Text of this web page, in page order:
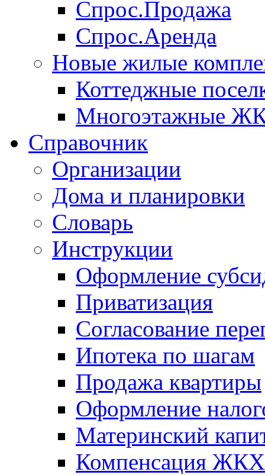
Спрос.Продажа
Спрос.Аренда
Новые жилые
Коттеджные
Многоэтажные
Справочник
Организации
Дома и планировки
Словарь
Инструкции
Оформление
Приватизация
Согласование
Ипотека по шагам
Продажа квартиры
Оформление
Материнский
Компенсация ЖКХ